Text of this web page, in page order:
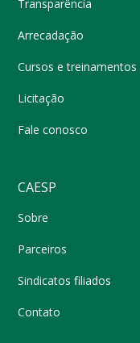
Transparência
Arrecadação
Cursos e treinamentos
Licitação
Fale conosco
CAESP
Sobre
Parceiros
Sindicatos filiados
Contato